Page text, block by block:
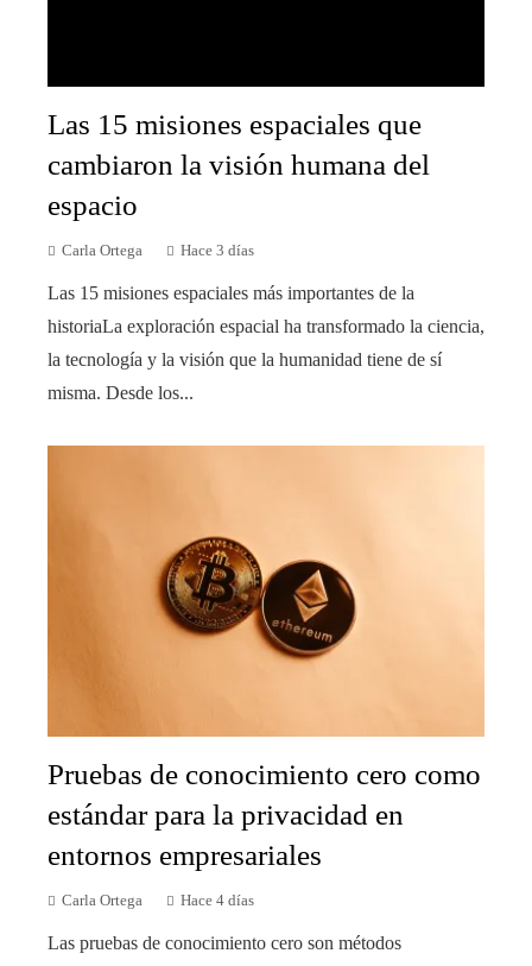
Las 15 misiones espaciales que
cambiaron la visión humana del
espacio
Carla Ortega Hace 3 días
Las 15 misiones espaciales más importantes de la
historiaLa exploración espacial ha transformado la ciencia,
la tecnología y la visión que la humanidad tiene de sí
misma. Desde los...
Pruebas de conocimiento cero como
estándar para la privacidad en
entornos empresariales
Carla Ortega Hace 4 días
Las pruebas de conocimiento cero son métodos